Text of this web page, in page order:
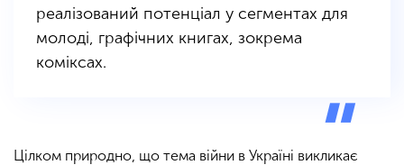
реалізований потенціал у сегментах для
молоді, графічних книгах, зокрема
коміксах.
Цілком природно, що тема війни в Україні викликає